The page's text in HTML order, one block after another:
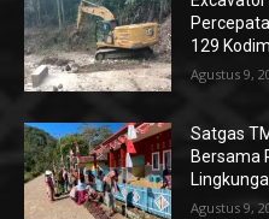
129
Agustus 9,
Satgas
Bersama
Agustus 9,